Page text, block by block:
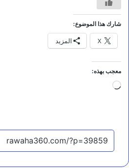
شارك هذا الموضوع:
X المزيد
معجب بهذه:
جاري
مقالات
ح
ي
ن
ن
ص
ك
ل
ن